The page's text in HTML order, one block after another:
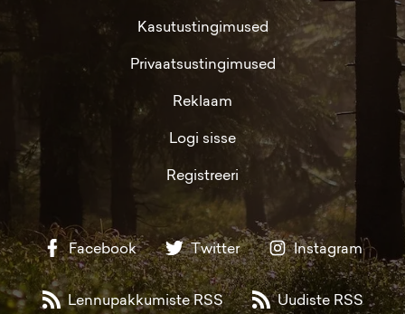
Kasutustingimused
Privaatsustingimused
Reklaam
Logi sisse
Registreeri
Facebook Twitter Instagram
Lennupakkumiste RSS Uudiste RSS